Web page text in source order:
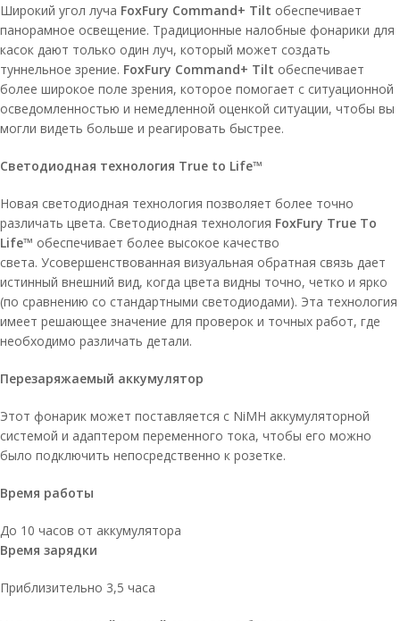
Широкий угол луча FoxFury Command+ Tilt обеспечивает
панорамное освещение. Традиционные налобные фонарики для
касок дают только один луч, который может создать
туннельное зрение. FoxFury Command+ Tilt обеспечивает
более широкое поле зрения, которое помогает с ситуационной
осведомленностью и немедленной оценкой ситуации, чтобы вы
могли видеть больше и реагировать быстрее.
Светодиодная технология True to Life™
Новая светодиодная технология позволяет более точно
различать цвета. Светодиодная технология FoxFury True To
Life™ обеспечивает более высокое качество
света. Усовершенствованная визуальная обратная связь дает
истинный внешний вид, когда цвета видны точно, четко и ярко
(по сравнению со стандартными светодиодами). Эта технология
имеет решающее значение для проверок и точных работ, где
необходимо различать детали.
Перезаряжаемый аккумулятор
Этот фонарик может поставляется с NiMH аккумуляторной
системой и адаптером переменного тока, чтобы его можно
было подключить непосредственно к розетке.
Время работы
До 10 часов от аккумулятора
Время зарядки
Приблизительно 3,5 часа